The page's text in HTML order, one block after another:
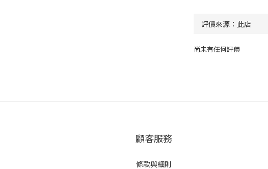
尚未有任何評價
顧客服務
條款與細則